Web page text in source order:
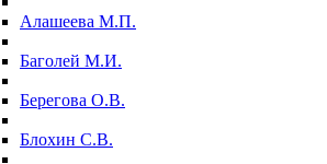
Алашеева М.П.
Баголей М.И.
Берегова О.В.
Блохин С.В.